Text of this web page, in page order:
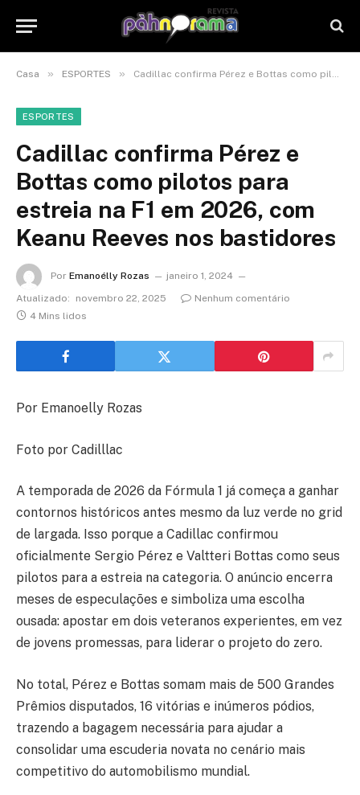
Casa » ESPORTES » Cadillac confirma Pérez e Bottas como pilotos para estreia na F1 em 2026, com Keanu Reeves nos bastidores
ESPORTES
Cadillac confirma Pérez e
Bottas como pilotos para
estreia na F1 em 2026, com
Keanu Reeves nos bastidores
Por Emanoélly Rozas
janeiro 1, 2024
Atualizado:
novembro 22, 2025
Nenhum comentário
4 Mins lidos
Por Emanoelly Rozas
Foto por Cadilllac
A temporada de 2026 da Fórmula 1 já começa a ganhar
contornos históricos antes mesmo da luz verde no grid
de largada. Isso porque a Cadillac confirmou
oficialmente Sergio Pérez e Valtteri Bottas como seus
pilotos para a estreia na categoria. O anúncio encerra
meses de especulações e simboliza uma escolha
ousada: apostar em dois veteranos experientes, em vez
de jovens promessas, para liderar o projeto do zero.
No total, Pérez e Bottas somam mais de 500 Grandes
Prêmios disputados, 16 vitórias e inúmeros pódios,
trazendo a bagagem necessária para ajudar a
consolidar uma escuderia novata no cenário mais
competitivo do automobilismo mundial.